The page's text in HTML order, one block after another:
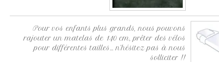
Pour vos enfants plus grands, nous pouvons
rajouter un matelas de 140 cm, prêter des vélos
pour différentes tailles… n’hésitez pas à nous
solliciter !!